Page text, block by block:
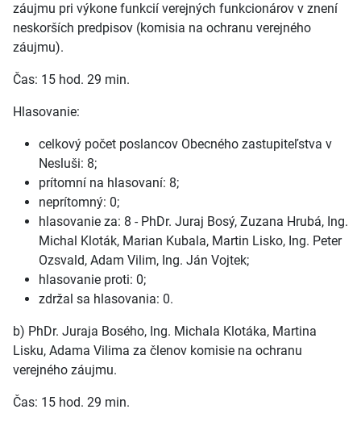
záujmu pri výkone funkcií verejných funkcionárov v znení
neskorších predpisov (komisia na ochranu verejného
záujmu).
Čas: 15 hod. 29 min.
Hlasovanie:
celkový počet poslancov Obecného zastupiteľstva v
Nesluši: 8;
prítomní na hlasovaní: 8;
neprítomný: 0;
hlasovanie za: 8 - PhDr. Juraj Bosý, Zuzana Hrubá, Ing.
Michal Kloták, Marian Kubala, Martin Lisko, Ing. Peter
Ozsvald, Adam Vilim, Ing. Ján Vojtek;
hlasovanie proti: 0;
zdržal sa hlasovania: 0.
b) PhDr. Juraja Bosého, Ing. Michala Klotáka, Martina
Lisku, Adama Vilima za členov komisie na ochranu
verejného záujmu.
Čas: 15 hod. 29 min.